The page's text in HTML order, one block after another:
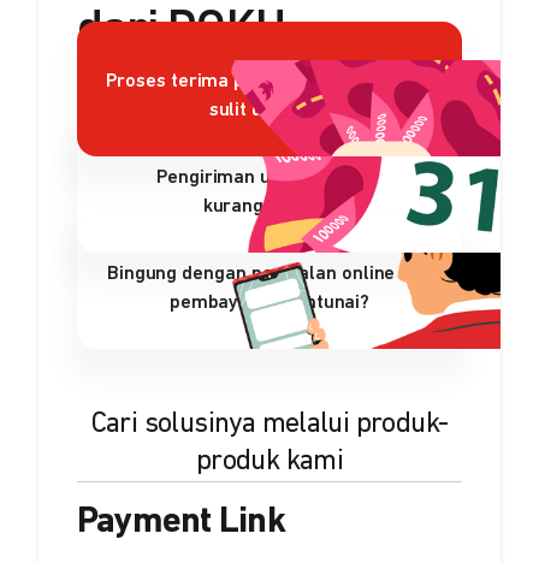
dari DOKU
Proses terima pembayaran rumit dan
sulit dikelola?
Pengiriman uang sulit dan
kurang efisien?
Bingung dengan penjualan online dan
pembayaran nontunai?
Cari solusinya melalui produk-
produk kami
Payment Link